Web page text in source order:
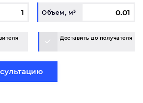
Объем, м³
Доставить до получателя